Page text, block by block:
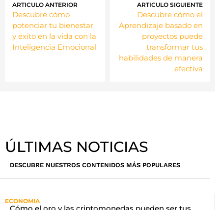
ARTICULO ANTERIOR
Descubre cómo
potenciar tu bienestar
y éxito en la vida con la
Inteligencia Emocional
ARTICULO SIGUIENTE
Descubre cómo el
Aprendizaje basado en
proyectos puede
transformar tus
habilidades de manera
efectiva
ÚLTIMAS NOTICIAS
DESCUBRE NUESTROS CONTENIDOS MÁS POPULARES
ECONOMIA
Cómo el oro y las criptomonedas pueden ser tus